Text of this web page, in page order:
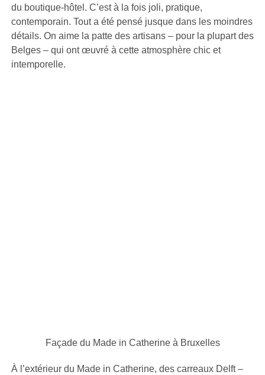
du boutique-hôtel. C’est à la fois joli, pratique,
contemporain. Tout a été pensé jusque dans les moindres
détails. On aime la patte des artisans – pour la plupart des
Belges – qui ont œuvré à cette atmosphère chic et
intemporelle.
À l’extérieur du Made in Catherine, des carreaux Delft –
Façade du Made in Catherine à Bruxelles